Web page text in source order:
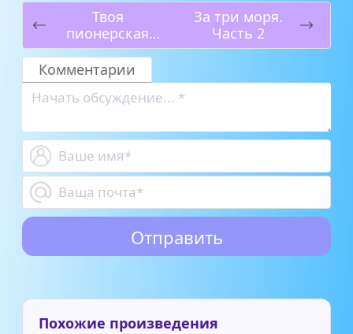
Твоя
пионерская
форма
За три моря.
Часть 2
Комментарии
Похожие произведения